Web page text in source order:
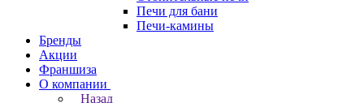
Печи для бани
Печи-камины
Бренды
Акции
Франшиза
О компании
Назад